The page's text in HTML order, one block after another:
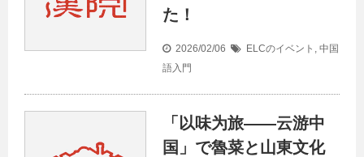
た！
2026/02/06 ELCのイベント , 中国
語入門
「以味为旅——云游中
国」で魯菜と山東文化